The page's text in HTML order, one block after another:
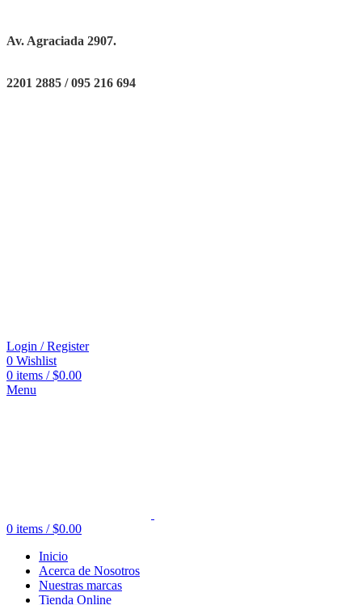
Av. Agraciada 2907.
2201 2885 / 095 216 694
Login / Register
0 Wishlist
0 items / $0.00
Menu
0 items / $0.00
Inicio
Acerca de Nosotros
Nuestras marcas
Tienda Online